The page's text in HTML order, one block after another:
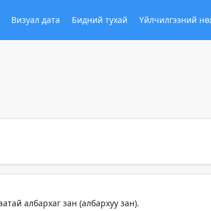
Визуал дата Бидний тухай Үйлчилгээний
албархаг зан (албархуу зан).